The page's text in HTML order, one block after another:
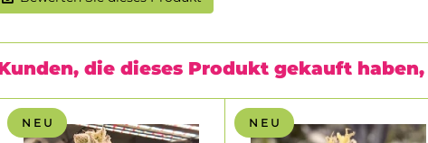
die dieses Produkt gekauft
N E U N E U